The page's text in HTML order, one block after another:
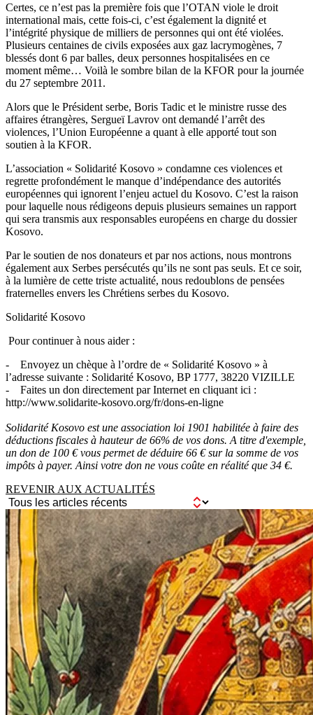
Certes, ce n’est pas la première fois que l’OTAN viole le droit
international mais, cette fois-ci, c’est également la dignité et
l’intégrité physique de milliers de personnes qui ont été violées.
Plusieurs centaines de civils exposées aux gaz lacrymogènes, 7
blessés dont 6 par balles, deux personnes hospitalisées en ce
moment même… Voilà le sombre bilan de la KFOR pour la journée
du 27 septembre 2011.
Alors que le Président serbe, Boris Tadic et le ministre russe des
affaires étrangères, Sergueï Lavrov ont demandé l’arrêt des
violences, l’Union Européenne a quant à elle apporté tout son
soutien à la KFOR.
L’association « Solidarité Kosovo » condamne ces violences et
regrette profondément le manque d’indépendance des autorités
européennes qui ignorent l’enjeu actuel du Kosovo. C’est la raison
pour laquelle nous rédigeons depuis plusieurs semaines un rapport
qui sera transmis aux responsables européens en charge du dossier
Kosovo.
Par le soutien de nos donateurs et par nos actions, nous montrons
également aux Serbes persécutés qu’ils ne sont pas seuls. Et ce soir,
à la lumière de cette triste actualité, nous redoublons de pensées
fraternelles envers les Chrétiens serbes du Kosovo.
Solidarité Kosovo
Pour continuer à nous aider :
- Envoyez un chèque à l’ordre de « Solidarité Kosovo » à
l’adresse suivante : Solidarité Kosovo, BP 1777, 38220 VIZILLE
- Faites un don directement par Internet en cliquant ici :
http://www.solidarite-kosovo.org/fr/dons-en-ligne
Solidarité Kosovo est une association loi 1901 habilitée à faire des
déductions fiscales à hauteur de 66% de vos dons. A titre d'exemple,
un don de 100 € vous permet de déduire 66 € sur la somme de vos
impôts à payer. Ainsi votre don ne vous coûte en réalité que 34 €.
REVENIR AUX ACTUALITÉS